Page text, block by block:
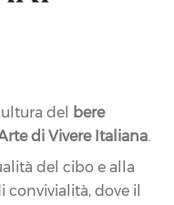
del
bere
di Vivere Italiana.
del cibo e alla
dove il